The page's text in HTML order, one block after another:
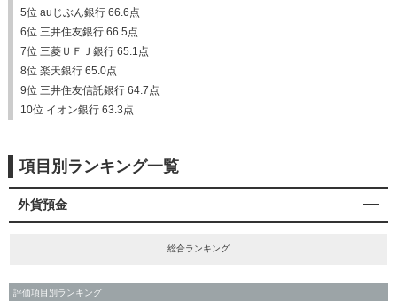
5位 auじぶん銀行 66.6点
6位 三井住友銀行 66.5点
7位 三菱ＵＦＪ銀行 65.1点
8位 楽天銀行 65.0点
9位 三井住友信託銀行 64.7点
10位 イオン銀行 63.3点
項目別ランキング一覧
外貨預金
総合ランキング
評価項目別ランキング